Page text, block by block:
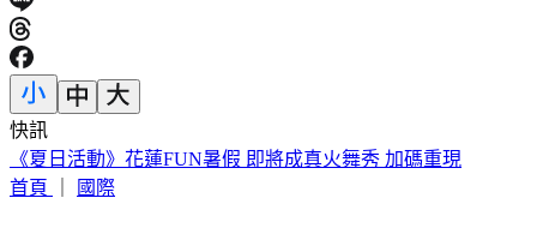
快訊
阿伯車廂內狂罵女兒！列車長下班後勸阻被爆揍
首頁
國際